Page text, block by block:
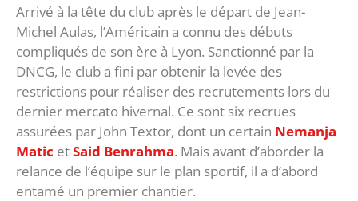
Arrivé à la tête du club après le départ de Jean-
Michel Aulas, l’Américain a connu des débuts
compliqués de son ère à Lyon. Sanctionné par la
DNCG, le club a fini par obtenir la levée des
restrictions pour réaliser des recrutements lors du
dernier mercato hivernal. Ce sont six recrues
assurées par John Textor, dont un certain Nemanja
Matic etSaid Benrahma. Mais avant d’aborder la
relance de l’équipe sur le plan sportif, il a d’abord
entamé un premier chantier.